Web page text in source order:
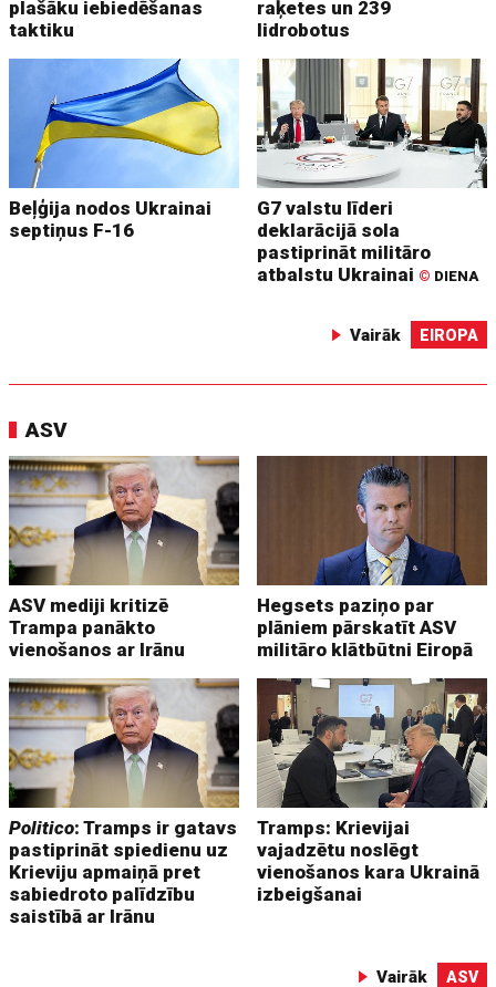
plašāku iebiedēšanas
taktiku
raķetes un 239
lidrobotus
Beļģija nodos Ukrainai
septiņus F-16
G7 valstu līderi
deklarācijā sola
pastiprināt militāro
atbalstu Ukrainai © DIENA
Vairāk EIROPA
ASV
ASV mediji kritizē
Trampa panākto
vienošanos ar Irānu
Hegsets paziņo par
plāniem pārskatīt ASV
militāro klātbūtni Eiropā
Politico: Tramps ir gatavs
pastiprināt spiedienu uz
Krieviju apmaiņā pret
sabiedroto palīdzību
saistībā ar Irānu
Tramps: Krievijai
vajadzētu noslēgt
vienošanos kara Ukrainā
izbeigšanai
Vairāk ASV